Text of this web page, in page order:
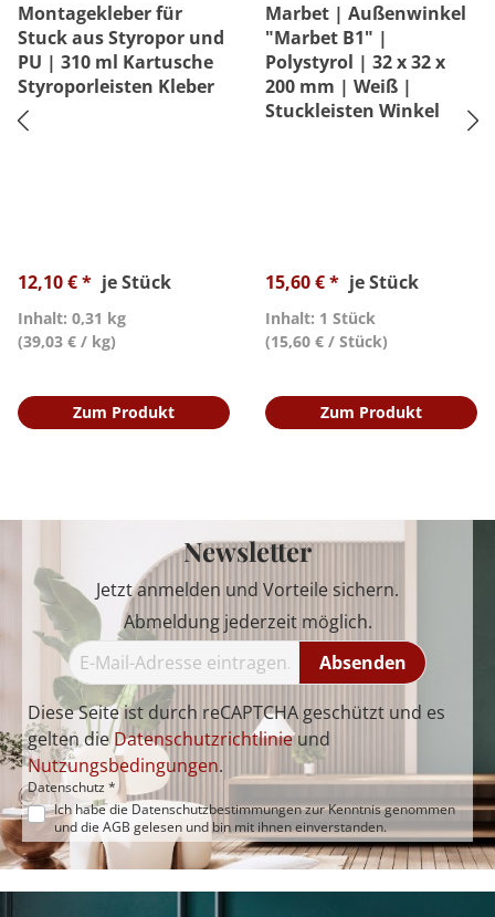
Montagekleber für
Stuck aus Styropor und
PU | 310 ml Kartusche
Styroporleisten Kleber
12,10 € * je Stück
Inhalt: 0,31 kg
(39,03 € / kg)
Zum Produkt
Marbet | Außenwinkel
"Marbet B1" |
Polystyrol | 32 x 32 x
200 mm | Weiß |
Stuckleisten Winkel
15,60 € * je Stück
Inhalt: 1 Stück
(15,60 € / Stück)
Zum Produkt
Newsletter
Jetzt anmelden und Vorteile sichern.
Abmeldung jederzeit möglich.
Absenden
Diese Seite ist durch reCAPTCHA geschützt und es
gelten dieDatenschutzrichtlinieund
Nutzungsbedingungen.
Datenschutz *
Ich habe die Datenschutzbestimmungenzur Kenntnis genommen
und die AGB gelesen und bin mit ihnen einverstanden.